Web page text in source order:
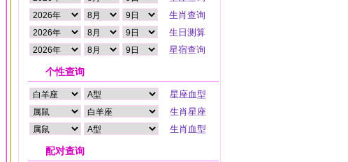
个性查询
配对查询